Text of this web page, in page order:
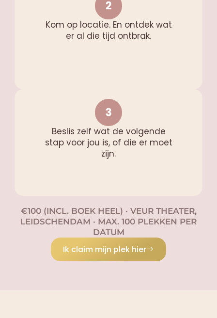
Kom op locatie. En ontdek wat
er al die tijd ontbrak.
Beslis zelf wat de volgende
stap voor jou is, of die er moet
zijn.
€100 (INCL. BOEK HEEL) · VEUR THEATER,
LEIDSCHENDAM · MAX. 100 PLEKKEN PER
DATUM
Ik claim mijn plek hier